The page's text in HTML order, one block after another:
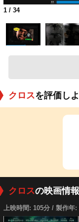
1 / 34
クロスを評価し
クロスの映画情報
上映時間: 105分 / 製作年: